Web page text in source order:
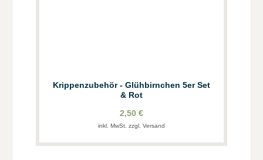
Krippenzubehör - Glühbirnchen 5er Set
& Rot
2,50 €
inkl. MwSt. zzgl. Versand